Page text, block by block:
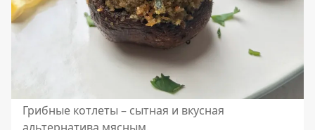
Грибные котлеты – сытная и вкусная